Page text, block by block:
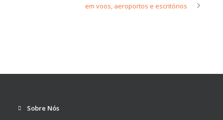
em voos, aeroportos e escritórios
Sobre Nós